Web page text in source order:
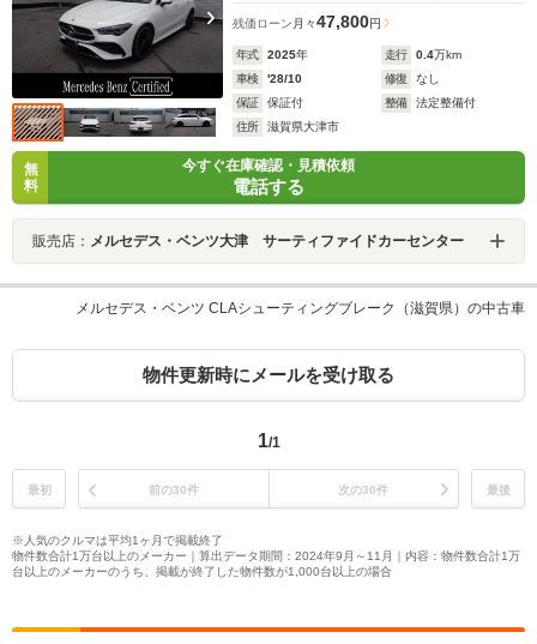
残価ローン 月々47,800円
年式 2025年 走行 0.4万km
車検
'28/10 修復
なし
保証
保証付 整備
法定整備付
住所
滋賀県大津市
無
料
今すぐ在庫確認・見積依頼
電話する
販売店： メルセデス・ベンツ大津 サーティファイドカーセンター
メルセデス・ベンツ CLAシューティングブレーク（滋賀県）の中古車
物件更新時にメールを受け取る
1/1
最初 前の30件 次の30件 最後
※人気のクルマは平均1ヶ月で掲載終了
物件数合計1万台以上のメーカー｜算出データ期間：2024年9月～11月｜内容：物件数合計1万
台以上のメーカーのうち、掲載が終了した物件数が1,000台以上の場合